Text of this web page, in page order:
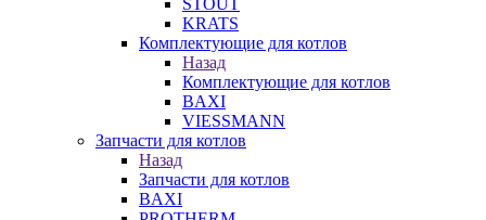
STOUT
KRATS
Комплектующие для котлов
Назад
Комплектующие для котлов
BAXI
VIESSMANN
Запчасти для котлов
Назад
Запчасти для котлов
BAXI